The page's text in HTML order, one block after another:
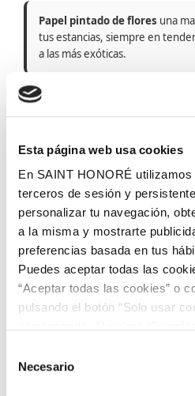
Esta página web usa cookies
En SAINT HONORÉ
terceros de sesión y
personalizar tu navegación,
a la misma y mostrarte
preferencias basada en tus
Puedes aceptar todas las
“Aceptar todas las cookies” o
pulsando el botón “Solo usar
no has seleccionado ninguna
equivaldrá a rechazar todas
Necesario
Papel pintado de flores una
tus estancias, siempre en
a las más exóticas.
Papel pintado de rayas
líneas
Papel pintado imitación
acabado en relieve para dar
,
rustico con piedras, muros, así
ladrillos, tochos.
ese aire fresco y salvaje que